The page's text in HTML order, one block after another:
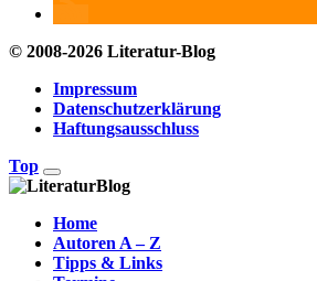
© 2008-2026 Literatur-Blog
Impressum
Datenschutzerklärung
Haftungsausschluss
Top
Home
Autoren A – Z
Tipps & Links